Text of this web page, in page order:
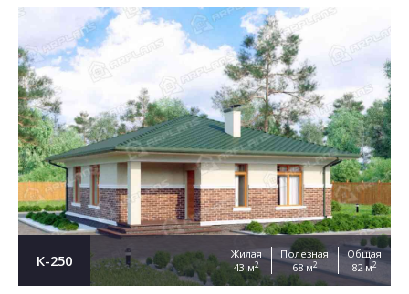
К-250
Жилая
43 м2
Полезная
68 м2
Общая
82 м2